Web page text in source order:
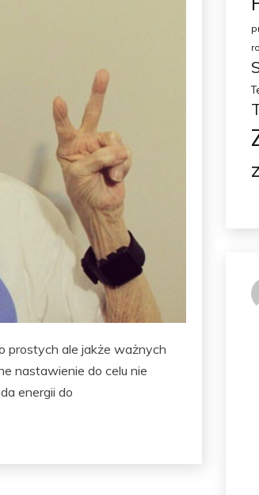
prostych ale jakże ważnych
nastawienie do celu nie
energii do